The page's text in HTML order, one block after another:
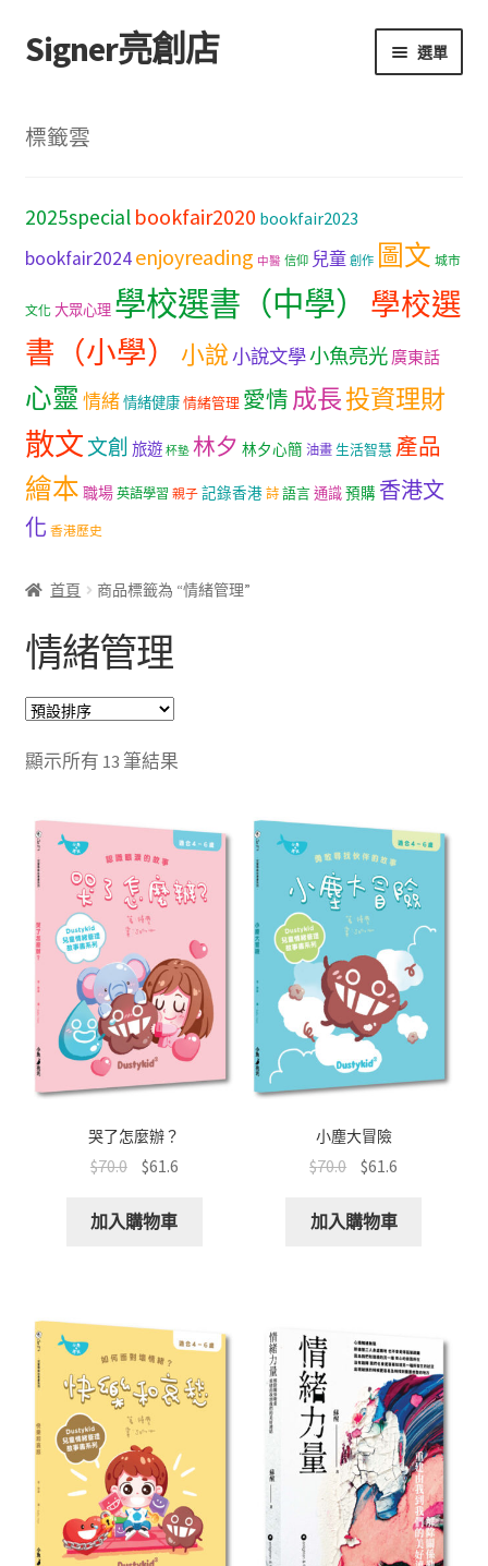
跳
至
覽
列
跳
至
要
內
Signer亮創店 選單
學校選書（小學）
「此時此地 看見亮光」2025特展
網上書店
無紙書
文創
標籤雲
2025special bookfair2020 bookfair2023
bookfair2024enjoyreading 中醫 信仰 兒童 創作 圖文 城市
文化 大眾心理 學校選書（中學）
學校選
書（小學）
小說小說文學小魚亮光 廣東話
心靈 情緒情緒健康情緒管理 愛情 成長投資理財
散文 文創 旅遊 杯墊 林夕 林夕心簡 油畫 生活智慧 產品
繪本 職場 英語學習 親子 記錄香港 詩 語言通識預購 香港文
化 香港歷史
首頁 商品標籤為 “情緒管理”
情緒管理
顯示所有 13 筆結果
哭了怎麼辦？
$70.0 $61.6
加入購物車
小塵大冒險
$70.0 $61.6
加入購物車